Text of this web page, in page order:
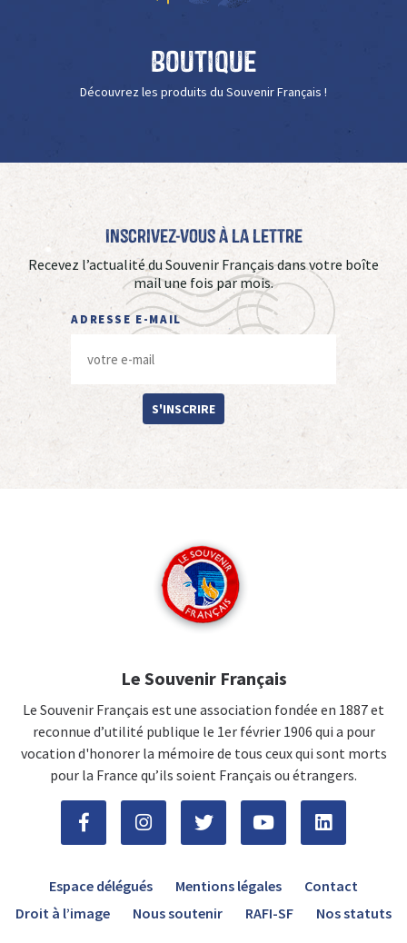
Boutique
Découvrez les produits du Souvenir Français !
Inscrivez-vous à La Lettre
Recevez l’actualité du Souvenir Français dans votre boîte
mail une fois par mois.
ADRESSE E-MAIL
S'INSCRIRE
Le Souvenir Français
Le Souvenir Français est une association fondée en 1887 et
reconnue d’utilité publique le 1er février 1906 qui a pour
vocation d'honorer la mémoire de tous ceux qui sont morts
pour la France qu’ils soient Français ou étrangers.
Espace délégués Mentions légales
Contact
Droit à l’image
Nous soutenir RAFI-SF Nos statuts